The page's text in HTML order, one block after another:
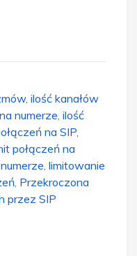
, ilość kanałów
numerze, ilość
na SIP,
połączeń na
, limitowanie
, Przekroczona
przez SIP